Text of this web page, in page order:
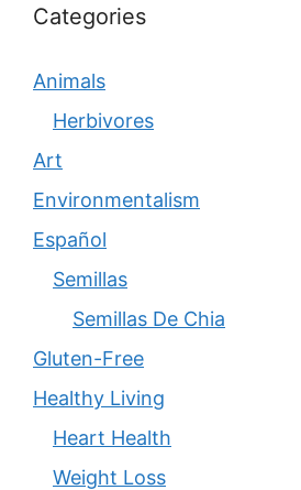
Categories
Animals
Herbivores
Art
Environmentalism
Español
Semillas
Semillas De Chia
Gluten-Free
Healthy Living
Heart Health
Weight Loss